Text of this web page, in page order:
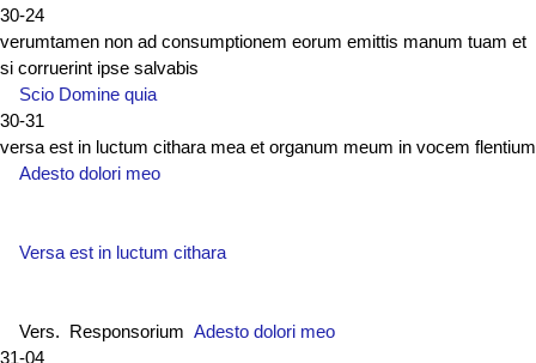
30-24
verumtamen non ad consumptionem eorum emittis manum tuam et
si corruerint ipse salvabis
Scio Domine quia
30-31
versa est in luctum cithara mea et organum meum in vocem flentium
Adesto dolori meo
Versa est in luctum cithara
Vers. Responsorium Adesto dolori meo
31-04